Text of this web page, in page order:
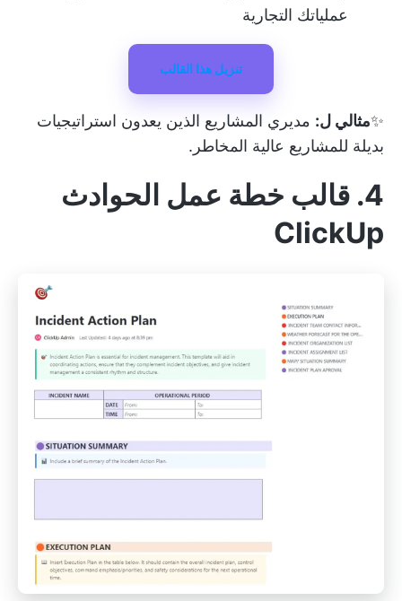
عملياتك التجارية
تنزيل هذا القالب
✨مثالي ل: مديري المشاريع الذين يعدون استراتيجيات
بديلة للمشاريع عالية المخاطر.
4. قالب خطة عمل الحوادث
ClickUp